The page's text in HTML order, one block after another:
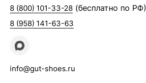
8 (800) 101-33-28 (бесплатно по РФ)
8 (958) 141-63-63
info@gut-shoes.ru